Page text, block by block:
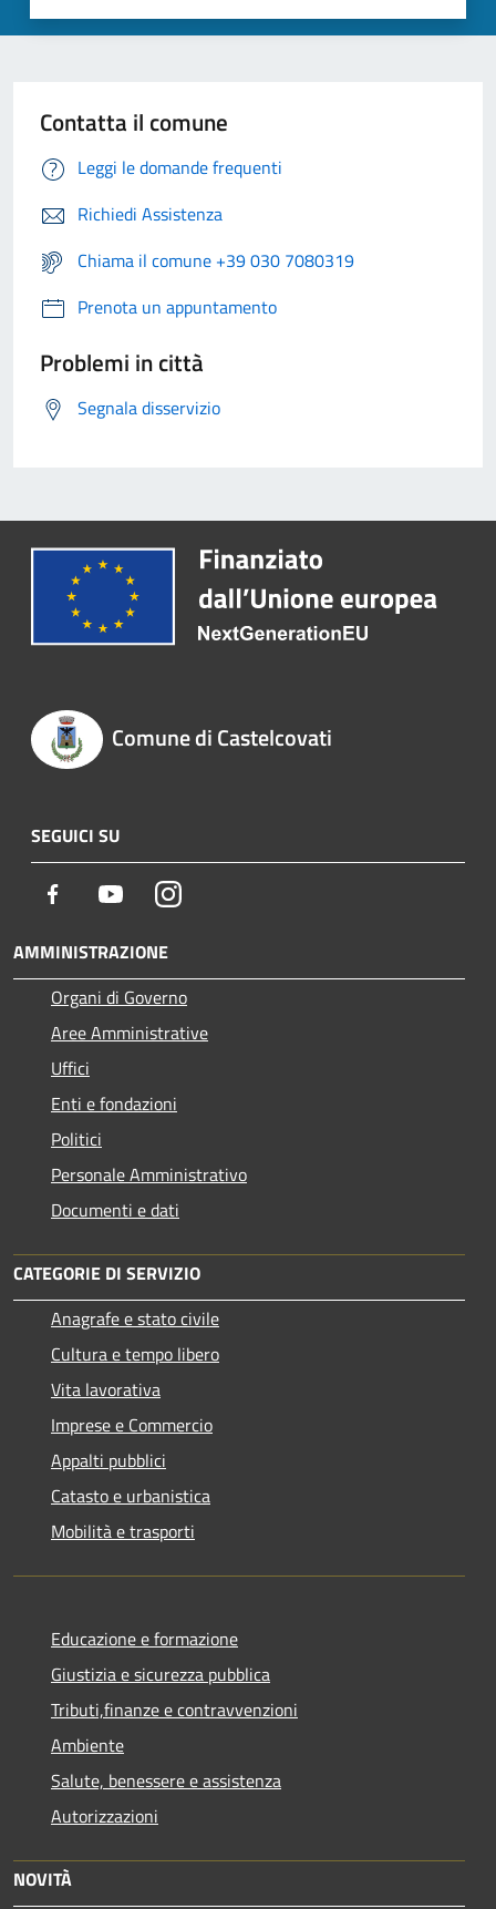
Contatta il comune
Leggi le domande frequenti
Richiedi Assistenza
Chiama il comune +39 030 7080319
Prenota un appuntamento
Problemi in città
Segnala disservizio
Comune di Castelcovati
SEGUICI SU
Facebook YoutubeInstagram
AMMINISTRAZIONE
Organi di Governo
Aree Amministrative
Uffici
Enti e fondazioni
Politici
Personale Amministrativo
Documenti e dati
CATEGORIE DI SERVIZIO
Anagrafe e stato civile
Cultura e tempo libero
Vita lavorativa
Imprese e Commercio
Appalti pubblici
Catasto e urbanistica
Mobilità e trasporti
Educazione e formazione
Giustizia e sicurezza pubblica
Tributi,finanze e contravvenzioni
Ambiente
Salute, benessere e assistenza
Autorizzazioni
NOVITÀ